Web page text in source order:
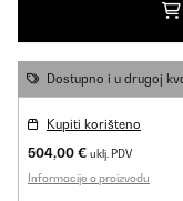
Dostupno i u drugoj
Kupiti korišteno
504,00 € uklj. PDV
Informacije o proizvodu